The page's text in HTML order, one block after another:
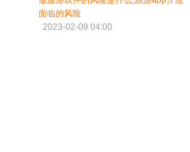
面临的风险
2023-02-09 04:00